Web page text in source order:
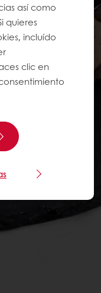
así como
quieres
incluído
clic en